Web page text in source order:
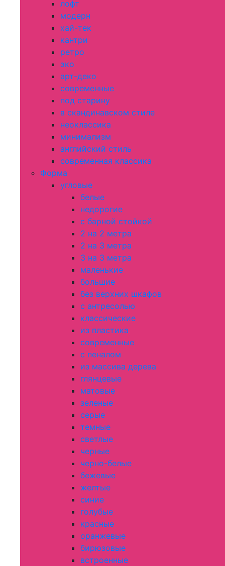
лофт
модерн
хай-тек
кантри
ретро
эко
арт-деко
современные
под старину
в скандинавском стиле
неоклассика
минимализм
английский стиль
современная классика
Форма
угловые
белые
недорогие
с барной стойкой
2 на 2 метра
2 на 3 метра
3 на 3 метра
маленькие
большие
без верхних шкафов
с антресолью
классические
из пластика
современные
с пеналом
из массива дерева
глянцевые
матовые
зеленые
серые
темные
светлые
черные
черно-белые
бежевые
желтые
синие
голубые
красные
оранжевые
бирюзовые
встроенные